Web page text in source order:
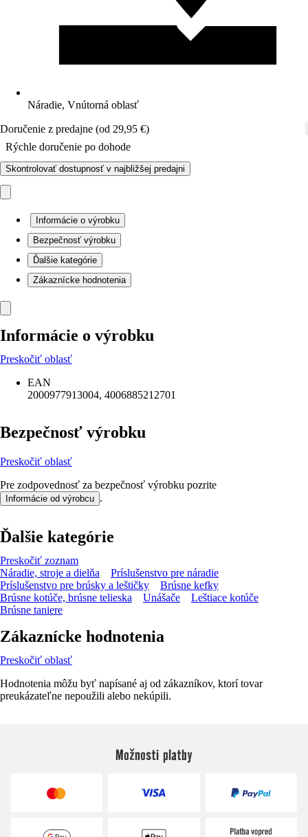
Náradie, Vnútorná oblasť
Doručenie z predajne (od 29,95 €)
Rýchle doručenie po dohode
Skontrolovať dostupnosť v najbližšej predajni
Informácie o výrobku
Bezpečnosť výrobku
Ďalšie kategórie
Zákaznícke hodnotenia
Informácie o výrobku
Preskočiť oblasť
EAN
2000977913004, 4006885212701
Bezpečnosť výrobku
Preskočiť oblasť
Pre zodpovednosť za bezpečnosť výrobku pozrite
Informácie od výrobcu .
Ďalšie kategórie
Preskočiť zoznam
Náradie, stroje a dielňa
Príslušenstvo pre náradie
Príslušenstvo pre brúsky a leštičky
Brúsne kefky
Brúsne kotúče, brúsne telieska
Unášače
Leštiace kotúče
Brúsne taniere
Zákaznícke hodnotenia
Preskočiť oblasť
Hodnotenia môžu byť napísané aj od zákazníkov, ktorí tovar
preukázateľne nepoužili alebo nekúpili.
Možnosti platby